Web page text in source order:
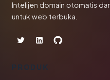
Intelijen domain otomatis
untuk web terbuka.
PRODUK